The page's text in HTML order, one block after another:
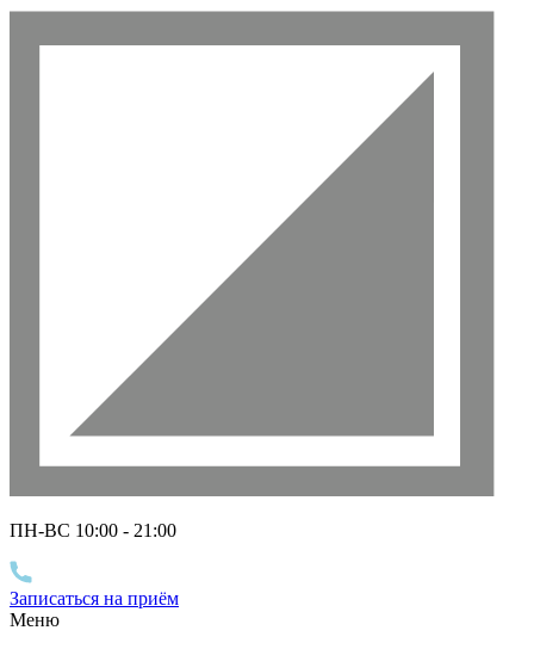
ПН-ВС 10:00 - 21 :00
Записаться на приём
Меню